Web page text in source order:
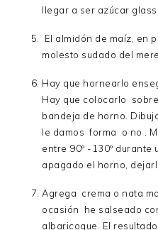
llegar a ser azúcar glass.
El almidón de maíz, en
molesto sudado del
Hay que hornearlo
Hay que colocarlo
bandeja de horno.
le damos forma o no .
entre 90º -130º durante
apagado el horno,
Agrega crema o nata
ocasión he salseado
albaricoque. El